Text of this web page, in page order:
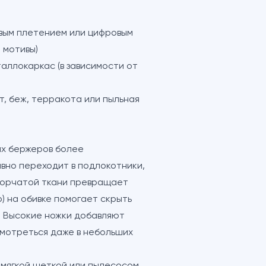
плетением или цифровым
(в зависимости от
беж, терракота или пыльная
бержеров более
переходит в подлокотники,
ткани превращает
на обивке помогает скрыть
Высокие ножки добавляют
даже в небольших